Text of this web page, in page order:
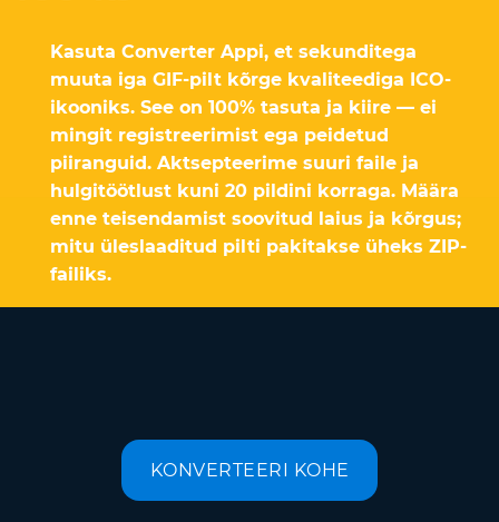
Kasuta Converter Appi, et sekunditega
muuta iga GIF-pilt kõrge kvaliteediga ICO-
ikooniks. See on 100% tasuta ja kiire — ei
mingit registreerimist ega peidetud
piiranguid. Aktsepteerime suuri faile ja
hulgitöötlust kuni 20 pildini korraga. Määra
enne teisendamist soovitud laius ja kõrgus;
mitu üleslaaditud pilti pakitakse üheks ZIP-
failiks.
KONVERTEERI KOHE